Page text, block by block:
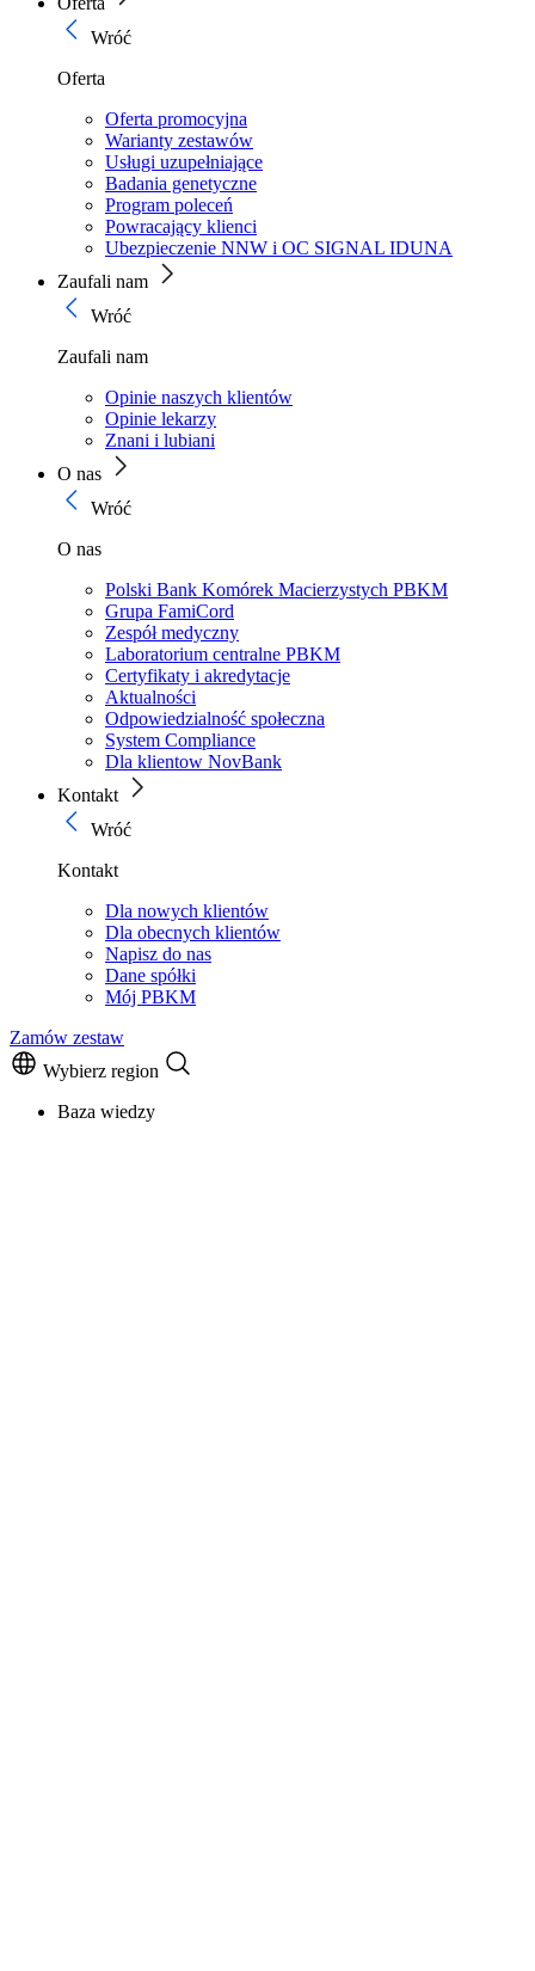
Wróć
Oferta
Oferta promocyjna
Warianty zestawów
Usługi uzupełniające
Badania genetyczne
Program poleceń
Powracający klienci
Ubezpieczenie NNW i OC SIGNAL IDUNA
Zaufali nam
Wróć
Zaufali nam
Opinie naszych klientów
Opinie lekarzy
Znani i lubiani
O nas
Wróć
O nas
Polski Bank Komórek Macierzystych PBKM
Grupa FamiCord
Zespół medyczny
Laboratorium centralne PBKM
Certyfikaty i akredytacje
Aktualności
Odpowiedzialność społeczna
System Compliance
Dla klientow NovBank
Kontakt
Wróć
Kontakt
Dla nowych klientów
Dla obecnych klientów
Napisz do nas
Dane spółki
Mój PBKM
Zamów zestaw
Wybierz region
Baza wiedzy